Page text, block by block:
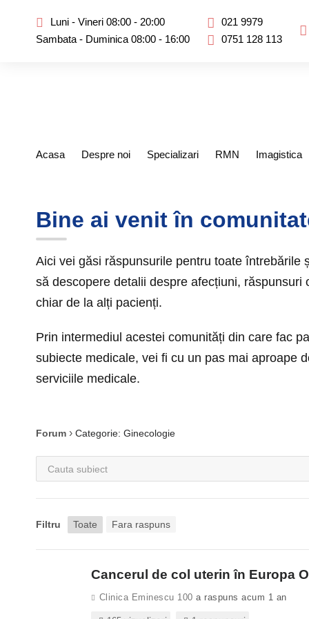
Luni - Vineri 08:00 - 20:00
Sambata - Duminica 08:00 - 16:00
021 9979
0751 128 113
Acasa Despre noi Specializari RMN Imagistica
Bine ai venit în
Aici vei găsi răspunsurile pentru toate întrebările
să descopere detalii despre afecțiuni,
chiar de la alți pacienți.
Prin intermediul acestei comunități din care fac
subiecte medicale, vei fi cu un pas mai aproape
serviciile medicale.
Forum › Categorie: Ginecologie
Filtru Toate Fara raspuns
Cancerul de col uterin în Europa
Clinica Eminescu 100 a raspuns acum 1 an